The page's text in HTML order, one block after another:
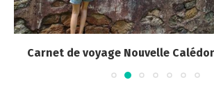
Carnet de voyage Nouvelle